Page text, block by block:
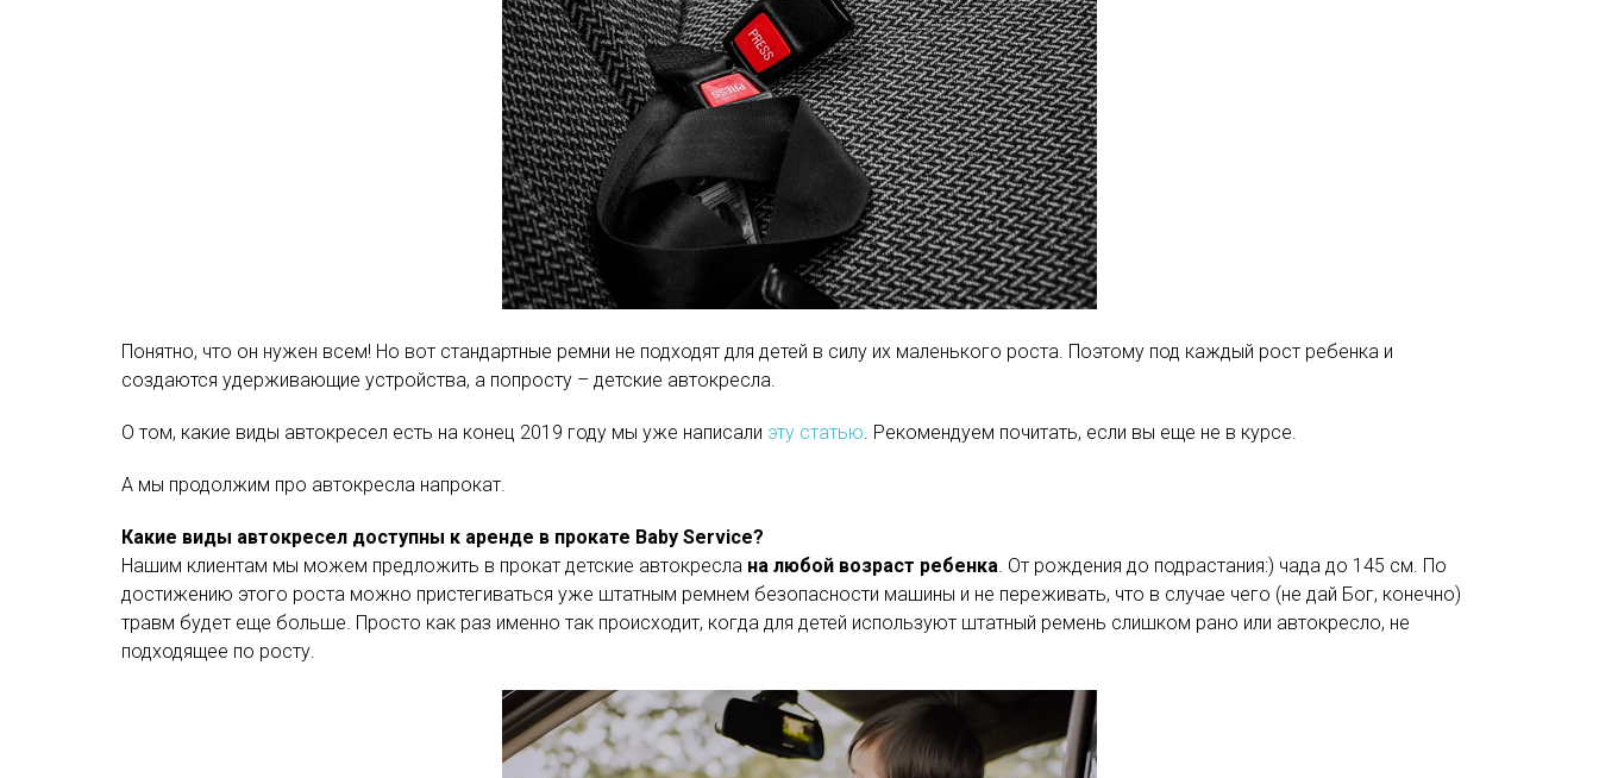
Понятно, что он нужен всем! Но вот стандартные ремни не подходят для детей в силу их маленького роста. Поэтому под каждый рост ребенка и
создаются удерживающие устройства, а попросту – детские автокресла.
О том, какие виды автокресел есть на конец 2019 году мы уже написали эту статью. Рекомендуем почитать, если вы еще не в курсе.
А мы продолжим про автокресла напрокат.
Какие виды автокресел доступны к аренде в прокате Baby Service?
Нашим клиентам мы можем предложить в прокат детские автокресла на любой возраст ребенка. От рождения до подрастания:) чада до 145 см. По
достижению этого роста можно пристегиваться уже штатным ремнем безопасности машины и не переживать, что в случае чего (не дай Бог, конечно)
травм будет еще больше. Просто как раз именно так происходит, когда для детей используют штатный ремень слишком рано или автокресло, не
подходящее по росту.